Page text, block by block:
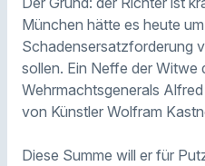
München hätte es heute
Schadensersatzforderung
sollen. Ein Neffe der Witwe
Wehrmachtsgenerals
von Künstler Wolfram
Diese Summe will er für